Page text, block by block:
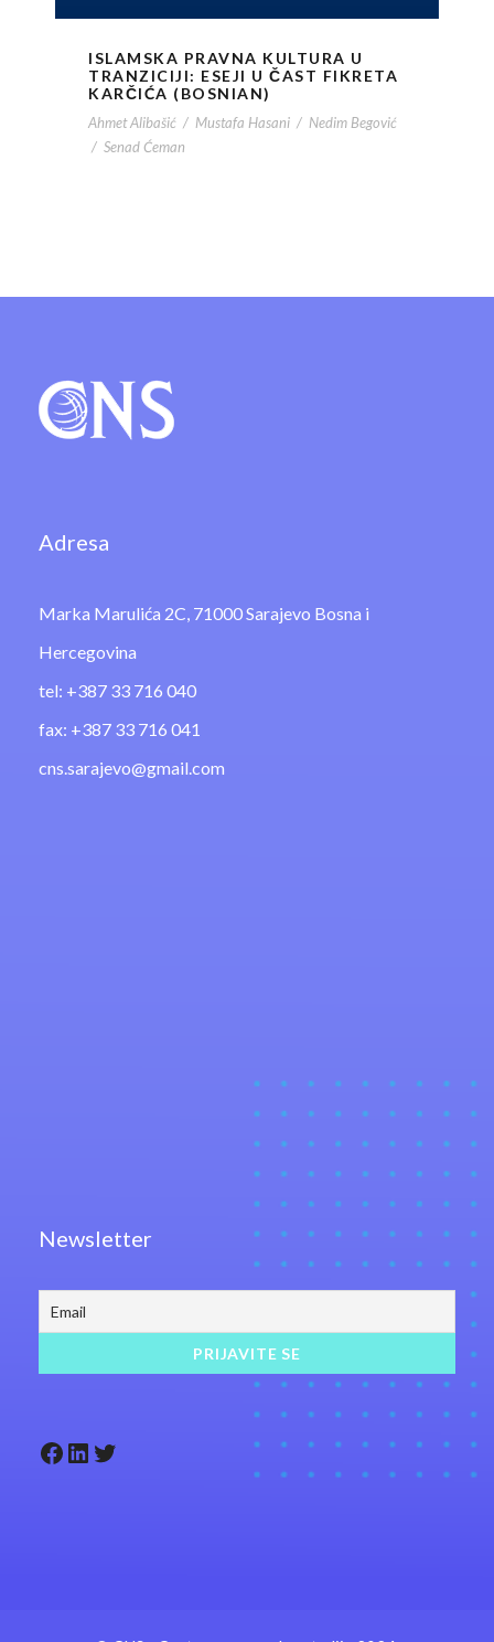
ISLAMSKA PRAVNA KULTURA U
TRANZICIJI: ESEJI U ČAST FIKRETA
KARČIĆA (BOSNIAN)
Ahmet Alibašić / Mustafa Hasani / Nedim Begović
/ Senad Ćeman
Adresa
Marka Marulića 2C, 71000 Sarajevo Bosna i
Hercegovina
tel: +387 33 716 040
fax: +387 33 716 041
cns.sarajevo@gmail.com
Newsletter
Facebook LinkedIn Twitter